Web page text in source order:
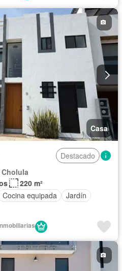
Casa
Destacado
Cholula
220 m²
Cocina equipada
Jardín